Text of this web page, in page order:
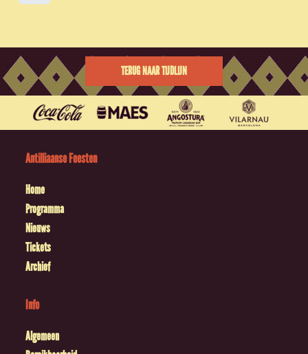
TERUG NAAR TIJDLIJN
Antilliaanse Feesten
Home
Programma
Nieuws
Tickets
Archief
Info
Algemeen